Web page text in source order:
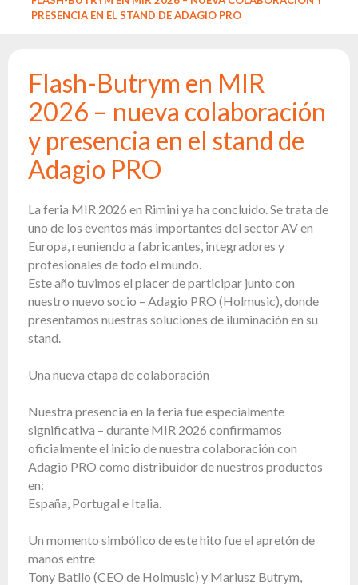
Luces
guía
Controladores
DMX
Funciona
con pilas
Archivo
de
productos
Mirar
también
Portfolio
Acerca
de la
marca
flash
Estatuto
Contacto
Carrera
Solicitud
PRESENCIA EN EL STAND DE ADAGIO PRO
Flash-Butrym en MIR
2026 – nueva colaboración
y presencia en el stand de
Adagio PRO
La feria MIR 2026 en Rimini ya ha concluido. Se trata de
uno de los eventos más importantes del sector AV en
Europa, reuniendo a fabricantes, integradores y
profesionales de todo el mundo.
Este año tuvimos el placer de participar junto con
nuestro nuevo socio – Adagio PRO (Holmusic), donde
presentamos nuestras soluciones de iluminación en su
stand.
Una nueva etapa de colaboración
Nuestra presencia en la feria fue especialmente
significativa – durante MIR 2026 confirmamos
oficialmente el inicio de nuestra colaboración con
Adagio PRO como distribuidor de nuestros productos
en:
España, Portugal e Italia.
Un momento simbólico de este hito fue el apretón de
manos entre
Tony Batllo (CEO de Holmusic) y Mariusz Butrym,